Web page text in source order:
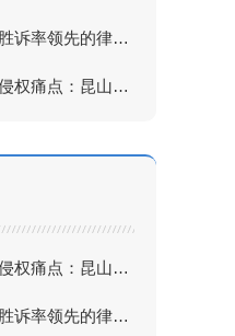
昆山著作权维权胜诉率领先的律师团队案例解析
解决著作权版权侵权痛点：昆山专业律师推
解决著作权版权侵权痛点：昆山专业律师推
昆山著作权维权胜诉率领先的律师团队案例解析